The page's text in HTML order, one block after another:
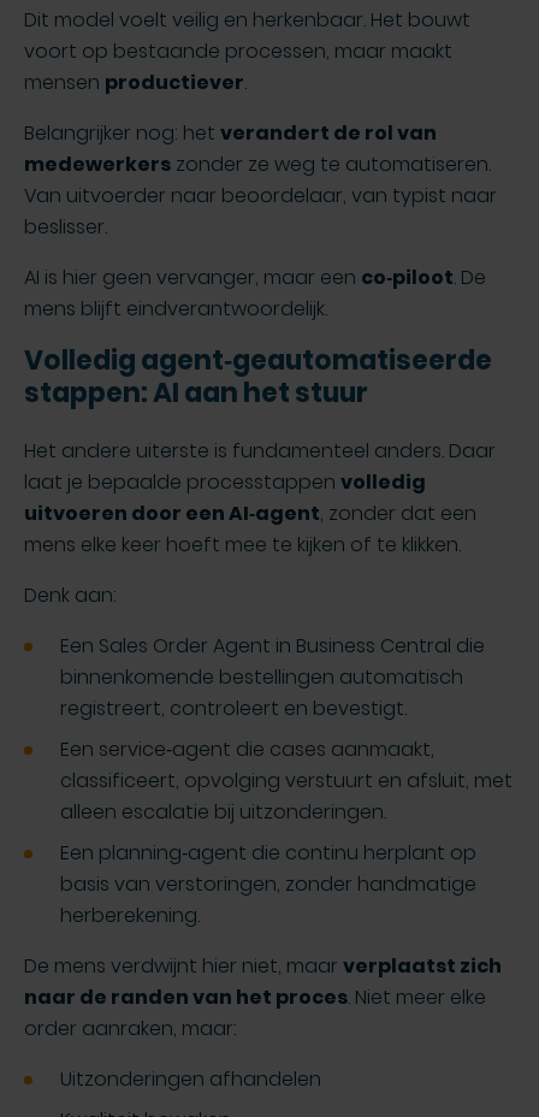
Dit model voelt veilig en herkenbaar. Het bouwt
voort op bestaande processen, maar maakt
mensen productiever.
Belangrijker nog: het verandert de rol van
medewerkers zonder ze weg te automatiseren.
Van uitvoerder naar beoordelaar, van typist naar
beslisser.
AI is hier geen vervanger, maar een co‑piloot. De
mens blijft eindverantwoordelijk.
Volledig agent‑geautomatiseerde
stappen: AI aan het stuur
Het andere uiterste is fundamenteel anders. Daar
laat je bepaalde processtappen volledig
uitvoeren door een AI‑agent, zonder dat een
mens elke keer hoeft mee te kijken of te klikken.
Denk aan:
Een Sales Order Agent in Business Central die
binnenkomende bestellingen automatisch
registreert, controleert en bevestigt.
Een service‑agent die cases aanmaakt,
classificeert, opvolging verstuurt en afsluit, met
alleen escalatie bij uitzonderingen.
Een planning‑agent die continu herplant op
basis van verstoringen, zonder handmatige
herberekening.
De mens verdwijnt hier niet, maar verplaatst zich
naar de randen van het proces. Niet meer elke
order aanraken, maar:
Uitzonderingen afhandelen